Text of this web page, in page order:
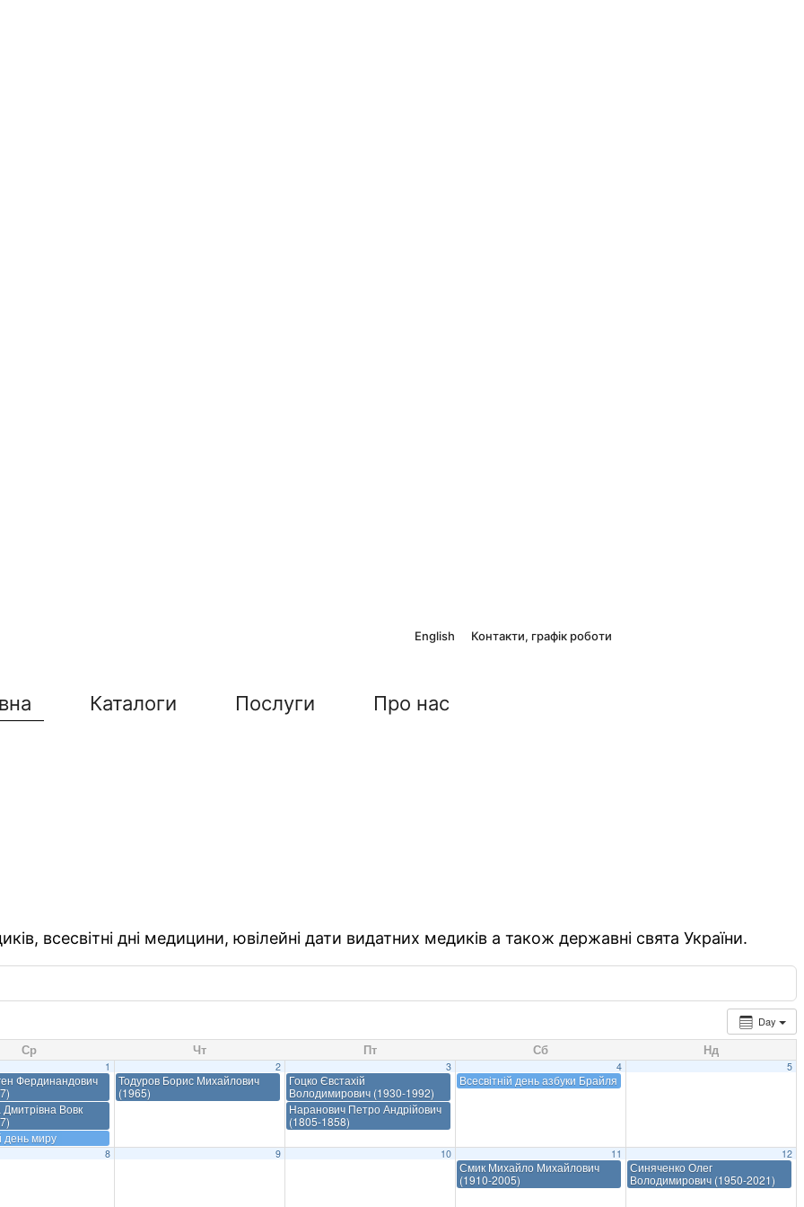
English Контакти, графік роботи
Каталоги Послуги Про нас
всесвітні дні медицини, ювілейні дати видатних медиків а також державні свята України.
Day
Ср Чт Пт Сб Нд
1
Фердинандович
Вовк
день миру
2
Тодуров Борис Михайлович
(1965)
3
Гоцко Євстахій
Володимирович (1930-1992)
Наранович Петро Андрійович
(1805-1858)
4
Всесвітній день азбуки Брайля
5
8 9 10 11
Смик Михайло Михайлович
(1910-2005)
12
Синяченко Олег
Володимирович (1950-2021)